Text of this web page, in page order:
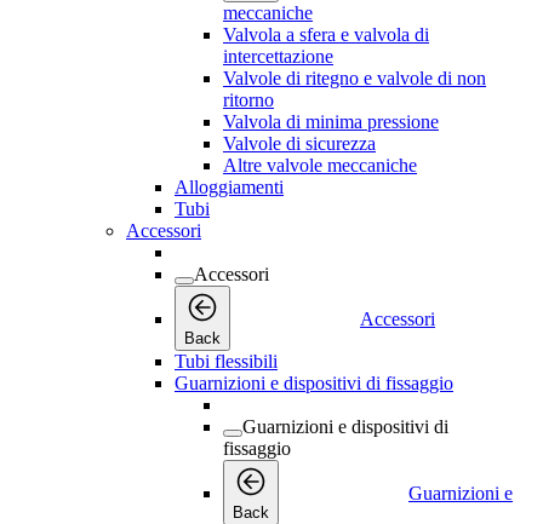
meccaniche
Valvola a sfera e valvola di
intercettazione
Valvole di ritegno e valvole di non
ritorno
Valvola di minima pressione
Valvole di sicurezza
Altre valvole meccaniche
Alloggiamenti
Tubi
Accessori
Accessori
Back
Accessori
Tubi flessibili
Guarnizioni e dispositivi di fissaggio
Guarnizioni e dispositivi di
fissaggio
Back
Guarnizioni e